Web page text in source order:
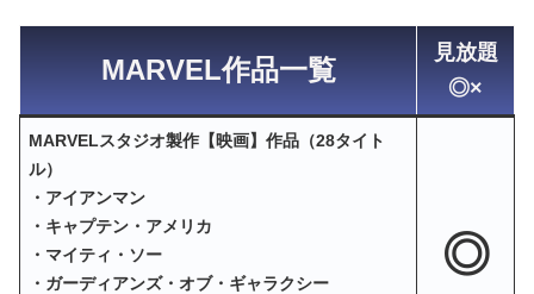
MARVEL作品一覧
見放題
◎×
MARVELスタジオ製作【映画】作品（28タイト
ル）
・アイアンマン
・キャプテン・アメリカ
・マイティ・ソー
・ガーディアンズ・オブ・ギャラクシー
◎